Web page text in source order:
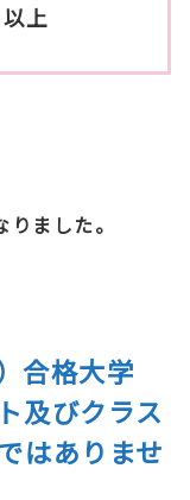
上
ました。
合格大学
及びクラス
はありませ